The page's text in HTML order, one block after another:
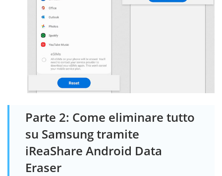
Parte 2: Come eliminare tutto
su Samsung tramite
iReaShare Android Data
Eraser